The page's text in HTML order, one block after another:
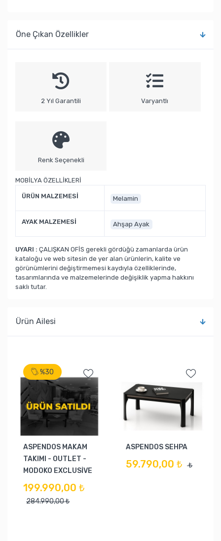
Öne Çıkan Özellikler
2 Yıl Garantili Varyantlı
Renk Seçenekli
MOBİLYA ÖZELLİKLERİ
ÜRÜN MALZEMESİ Melamin
AYAK MALZEMESİ Ahşap Ayak
UYARI : ÇALIŞKAN OFİS gerekli gördüğü zamanlarda ürün
kataloğu ve web sitesin de yer alan ürünlerin, kalite ve
görünümlerini değiştirmemesi kaydıyla özelliklerinde,
tasarımlarında ve malzemelerinde değişiklik yapma hakkını
saklı tutar.
Ürün Ailesi
ASPENDOS MAKAM
TAKIMI - OUTLET -
MODOKO EXCLUSİVE
199.990,00 ₺
284.990,00 ₺
%30
ASPENDOS SEHPA
59.790,00 ₺ ₺